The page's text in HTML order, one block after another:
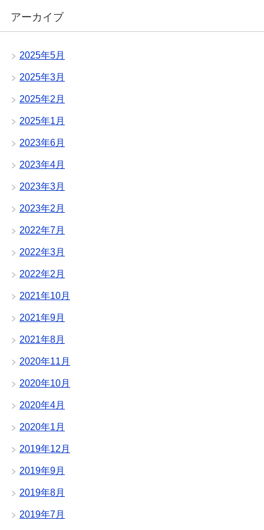
アーカイブ
2025年5月
2025年3月
2025年2月
2025年1月
2023年6月
2023年4月
2023年3月
2023年2月
2022年7月
2022年3月
2022年2月
2021年10月
2021年9月
2021年8月
2020年11月
2020年10月
2020年4月
2020年1月
2019年12月
2019年9月
2019年8月
2019年7月